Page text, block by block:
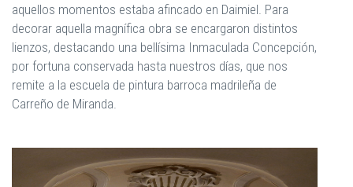
aquellos momentos estaba afincado en Daimiel. Para
decorar aquella magnífica obra se encargaron distintos
lienzos, destacando una bellísima Inmaculada Concepción,
por fortuna conservada hasta nuestros días, que nos
remite a la escuela de pintura barroca madrileña de
Carreño de Miranda.